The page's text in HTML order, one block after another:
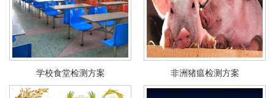
学校食堂检测方案 非洲猪瘟检测方案